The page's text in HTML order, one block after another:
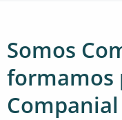
Somos
formamos
Companial